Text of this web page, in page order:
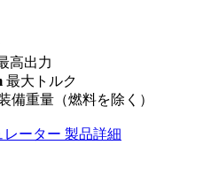
高出力
最大トルク
備重量（燃料を除く）
レーター 製品詳細